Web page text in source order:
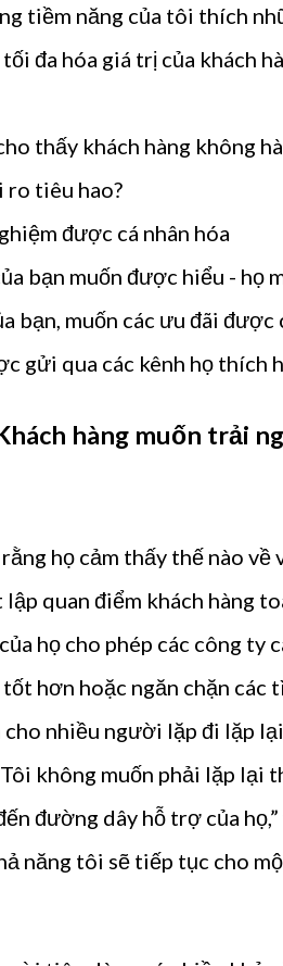
tiềm năng của tôi thích
đa hóa giá trị của khách
thấy khách hàng không
tiêu hao?
được cá nhân hóa
bạn muốn được hiểu - họ
bạn, muốn các ưu đãi được
gửi qua các kênh họ thích
hàng muốn trải
họ cảm thấy thế nào về
quan điểm khách hàng
họ cho phép các công ty
hơn hoặc ngăn chặn các
nhiều người lặp đi lặp
không muốn phải lặp lại
đường dây hỗ trợ của
năng tôi sẽ tiếp tục cho